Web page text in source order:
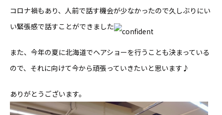
コロナ禍もあり、人前で話す機会が少なかったので久しぶりにい
い緊張感で話すことができました
また、今年の夏に北海道でヘアショーを行うことも決まっている
ので、それに向けて今から頑張っていきたいと思います♪
ありがとうございます。